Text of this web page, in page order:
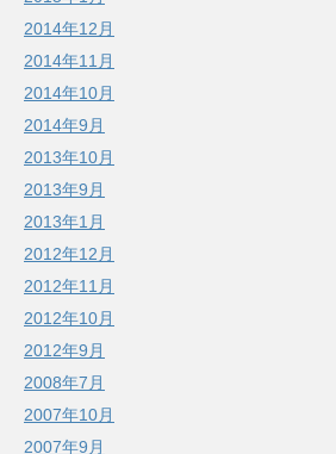
2014年12月
2014年11月
2014年10月
2014年9月
2013年10月
2013年9月
2013年1月
2012年12月
2012年11月
2012年10月
2012年9月
2008年7月
2007年10月
2007年9月